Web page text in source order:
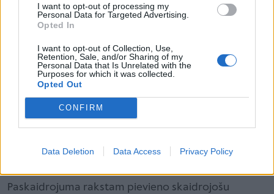
I want to opt-out of processing my
Personal Data for Targeted Advertising.
Opted In
I want to opt-out of Collection, Use,
Retention, Sale, and/or Sharing of my
Personal Data that Is Unrelated with the
Purposes for which it was collected.
Opted Out
CONFIRM
Data Deletion Data Access Privacy Policy
Foto: Māris Puķītis
Mazēka ir vienstāva ēka, kuras apbūves laukums nav
lielāks par 25 kvadrātmetriem. Mazēka var būt gan
dzīvojamā, gan saimniecības ēka vai nojume. Lai
būvētu mazēku, nav vajadzīgs būvprojekts.
Nepieciešamā būvniecības ieceres dokumentācija ir
paskaidrojuma raksts ar pielikumu. Būvniecības
ierosinājumu būvvaldē iesniedz elektroniski,
izmantojot Būvniecības informācijas sistēmu.
Paskaidrojuma rakstam pievieno skaidrojošu